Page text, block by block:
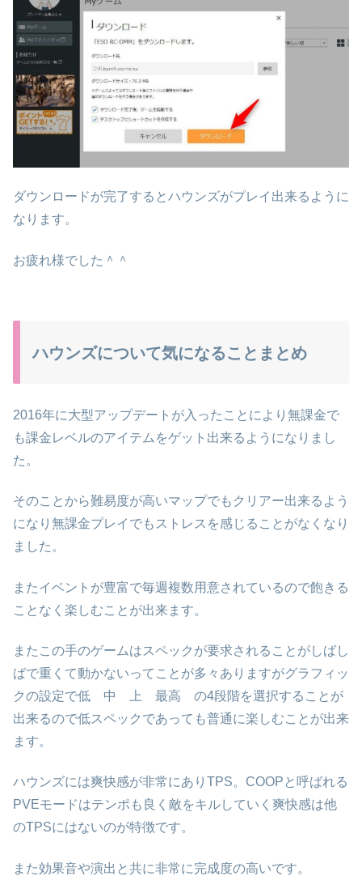
ダウンロードが完了するとハウンズがプレイ出来るように
なります。
お疲れ様でした＾＾
ハウンズについて気になることまとめ
2016年に大型アップデートが入ったことにより無課金で
も課金レベルのアイテムをゲット出来るようになりまし
た。
そのことから難易度が高いマップでもクリアー出来るよう
になり無課金プレイでもストレスを感じることがなくなり
ました。
またイベントが豊富で毎週複数用意されているので飽きる
ことなく楽しむことが出来ます。
またこの手のゲームはスペックが要求されることがしばし
ばで重くて動かないってことが多々ありますがグラフィッ
クの設定で低 中 上 最高 の4段階を選択することが
出来るので低スペックであっても普通に楽しむことが出来
ます。
ハウンズには爽快感が非常にありTPS。COOPと呼ばれる
PVEモードはテンポも良く敵をキルしていく爽快感は他
のTPSにはないのが特徴です。
また効果音や演出と共に非常に完成度の高いです。